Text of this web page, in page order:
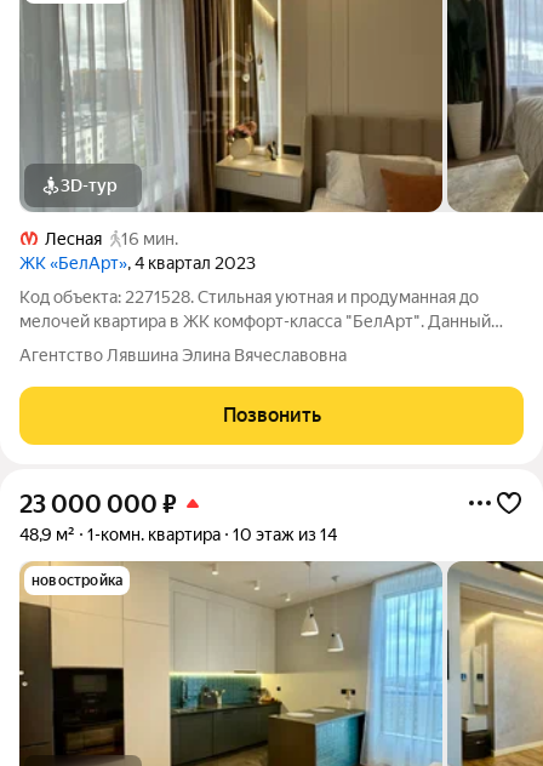
3D-тур
Лесная
16 мин.
ЖК «БелАрт», 4 квартал 2023
Код объекта: 2271528. Стильная уютная и продуманная до
мелочей квартира в ЖК комфорт-класса "БелАрт". Данный
корпус был введен в эксплуатацию первым и поэтому все
доброжелательные благополучные соседи.
Агентство Лявшина Элина Вячеславовна
Позвонить
23 000 000 ₽
48,9 м² 1-комн. квартира 10 этаж из 14
новостройка